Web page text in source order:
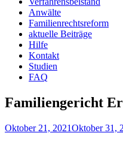
Anwälte
Familienrechtsreform
aktuelle Beiträge
Hilfe
Kontakt
Studien
FAQ
Familiengericht
Oktober 21, 2021Oktober 31,